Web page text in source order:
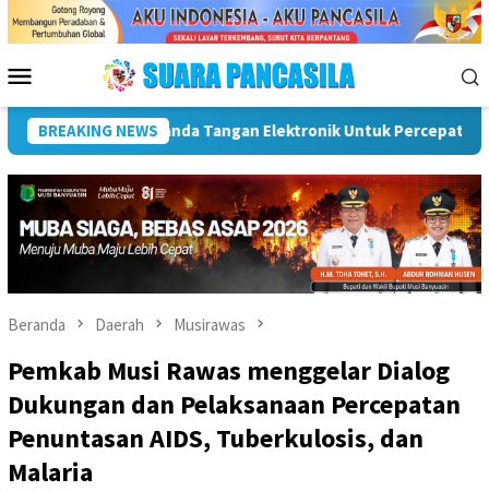
Menu
Mobile
BREAKING NEWS
UMKM Naik Kelas, Ratu Dewa Tekankan Pentingnya AI Di
Beranda Daerah Musirawas
Pemkab Musi Rawas menggelar Dialog
Dukungan dan Pelaksanaan Percepatan
Penuntasan AIDS, Tuberkulosis, dan
Malaria